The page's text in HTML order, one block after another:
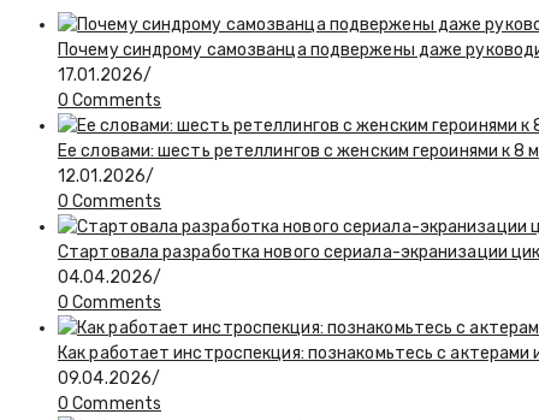
Почему синдрому самозванца подвержены даже
17.01.2026/
0 Comments
Ее словами: шесть ретеллингов с женским героинями к 8
12.01.2026/
0 Comments
Стартовала разработка нового сериала-экранизации
04.04.2026/
0 Comments
Как работает инстроспекция: познакомьтесь с актерами
09.04.2026/
0 Comments